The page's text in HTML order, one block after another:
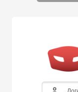
Логин